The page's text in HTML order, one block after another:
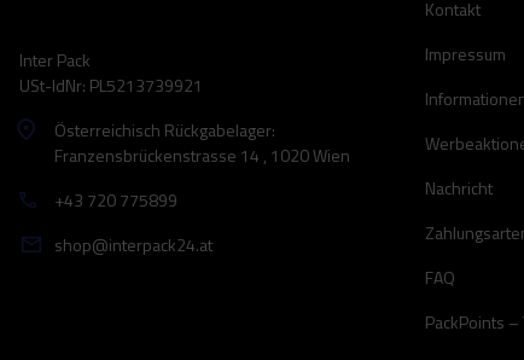
Inter Pack
USt-IdNr: PL5213739921
Österreichisch Rückgabelager:
Franzensbrückenstrasse 14 , 1020 Wien
+43 720 775899
shop@interpack24.at
Kontakt
Impressum
Nachricht
FAQ
PackPoints